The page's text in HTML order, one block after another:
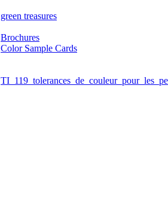
green treasures
Brochures
Color Sample Cards